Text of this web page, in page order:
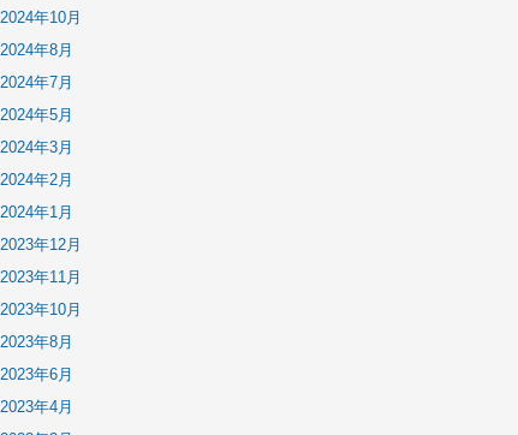
2024年10月
2024年8月
2024年7月
2024年5月
2024年3月
2024年2月
2024年1月
2023年12月
2023年11月
2023年10月
2023年8月
2023年6月
2023年4月